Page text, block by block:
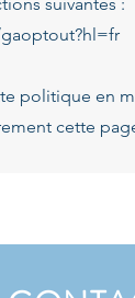
politique en
cette